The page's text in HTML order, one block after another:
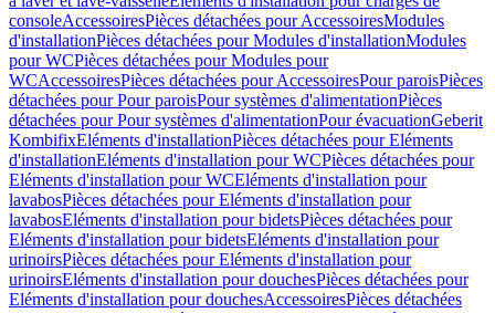
consoleAccessoiresPièces détachées pour AccessoiresModules
d'installationPièces détachées pour Modules d'installationModules
pour WCPièces détachées pour Modules pour
WCAccessoiresPièces détachées pour AccessoiresPour paroisPièces
détachées pour Pour paroisPour systèmes d'alimentationPièces
détachées pour Pour systèmes d'alimentationPour évacuationGeberit
KombifixEléments d'installationPièces détachées pour Eléments
d'installationEléments d'installation pour WCPièces détachées pour
Eléments d'installation pour WCEléments d'installation pour
lavabosPièces détachées pour Eléments d'installation pour
lavabosEléments d'installation pour bidetsPièces détachées pour
Eléments d'installation pour bidetsEléments d'installation pour
urinoirsPièces détachées pour Eléments d'installation pour
urinoirsEléments d'installation pour douchesPièces détachées pour
Eléments d'installation pour douchesAccessoiresPièces détachées